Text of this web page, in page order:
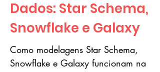
Dados: Star Schema,
Snowflake e Galaxy
Como modelagens Star Schema,
Snowflake e Galaxy funcionam na